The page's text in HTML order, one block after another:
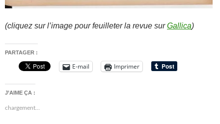
(cliquez sur l’image pour feuilleter la revue surGallica)
PARTAGER :
E-mail Imprimer
J’AIME ÇA :
chargement…